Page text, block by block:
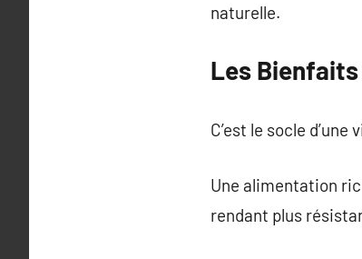
naturelle.
Les
C’est le socle
Une alimentation
rendant plus